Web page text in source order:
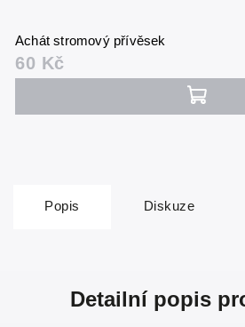
Achát stromový přívěsek
60 Kč
Popis Diskuze
Detailní popis